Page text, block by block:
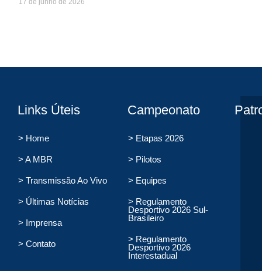
17 de junho de 2026
Links Úteis
> Home
> A MBR
> Transmissão Ao Vivo
> Últimas Notícias
> Imprensa
> Contato
Campeonato
> Etapas 2026
> Pilotos
> Equipes
> Regulamento
Desportivo 2026 Sul-
Brasileiro
> Regulamento
Desportivo 2026
Interestadual